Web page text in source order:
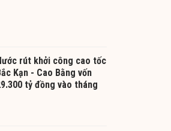
rút khởi công cao tốc
Kạn - Cao Bằng vốn
tỷ đồng vào tháng